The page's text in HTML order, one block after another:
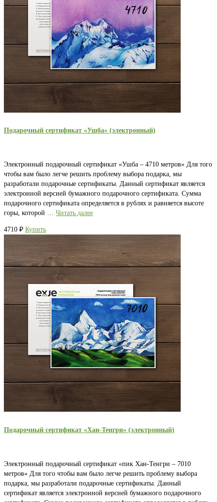
Подарочный сертификат «Ушба» (электронный)
Электронный подарочный сертификат «Ушба – 4710 метров» Для того
чтобы вам было легче решить проблему выбора подарка, мы
разработали подарочные сертификаты. Данный сертификат является
электронной версией бумажного подарочного сертификата. Сумма
подарочного сертификата определяется в рублях и равняется высоте
горы, которой … Читать далее
4710 ₽ Купить
Подарочный сертификат «Хан-Тенгри» (электронный)
Электронный подарочный сертификат «пик Хан-Тенгри – 7010
метров» Для того чтобы вам было легче решить проблему выбора
подарка, мы разработали подарочные сертификаты. Данный
сертификат является электронной версией бумажного подарочного